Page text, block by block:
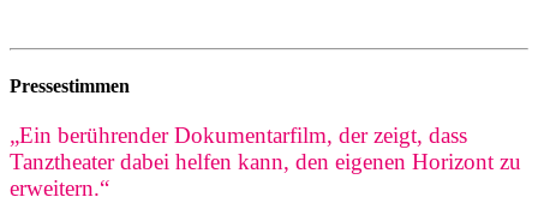
Pressestimmen
„Ein berührender Dokumentarfilm, der zeigt, dass
Tanztheater dabei helfen kann, den eigenen Horizont zu
erweitern.“